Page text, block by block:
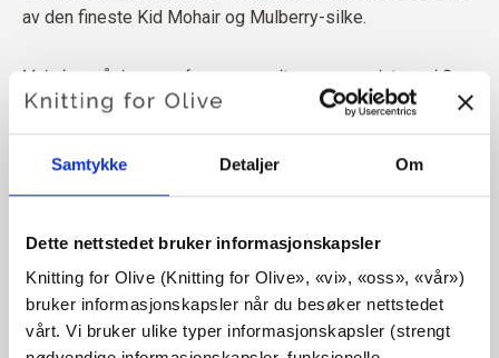
Samtykke Detaljer Om
Dette nettstedet bruker informasjonskapsler
Knitting for Olive (Knitting for Olive», «vi», «oss», «vår»)
bruker informasjonskapsler når du besøker nettstedet
vårt. Vi bruker ulike typer informasjonskapsler (strengt
av den fineste Kid Mohair og Mulberry-silke.
Mohairen vår kommer fra angorageiter som er avlet opp i Sør-
Afrika, og garnet er også produsert lokalt. Garnet vårt kan
spores tilbake til de enkelte gårdene, noe som betyr at vi vet
nøyaktig hvilke gårder, bønder og geiter ullen vår kommer fra.
Responsible Mohair Standard (RMS), som er sertifisert av
Control Union,CU 1276494.
Garnet produseres med stor respekt for dyrevelferd og